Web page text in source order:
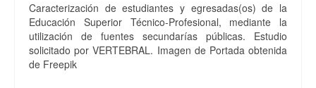
Caracterización de estudiantes y egresadas(os) de la
Educación Superior Técnico-Profesional, mediante la
utilización de fuentes secundarías públicas. Estudio
solicitado por VERTEBRAL. Imagen de Portada obtenida
de Freepik